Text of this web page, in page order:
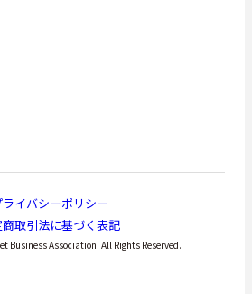
ライバシーポリシー
取引法に基づく表記
Business Association. All Rights Reserved.